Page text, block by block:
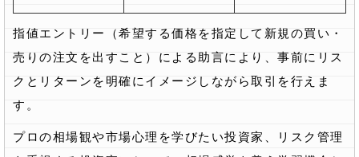
指値エントリー（希望する価格を指定して新規の買い・
売りの注文を出すこと）による助言により、事前にリス
クとリターンを明確にイメージしながら取引を行えま
す。
プロの相場観や市場心理を学びたい投資家、リスク管理